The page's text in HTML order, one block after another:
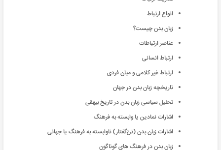
انواع ارتباط‎ ‎
زبان بدن چیست؟
عناصر ارتباطات
ارتباط‎ ‎انسانی
ارتباط غیر کلامی و میان فردی
تاریخچه زبان بدن در جهان
تحلیل سیاسی زبان بدن در تاریخ بیهقی
اشارات نمادین یا وابسته به فرهنگ
اشارات زبان بدن (تنَ‌گفتار) ناوابسته به فرهنگ یا جهانی
زبان بدن در فرهنگ های گوناگون